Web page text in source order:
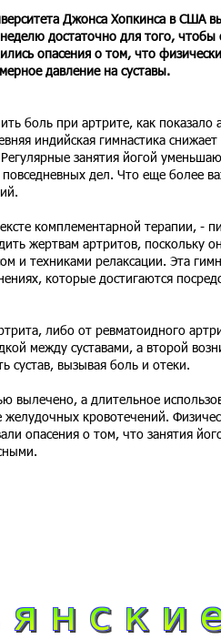
Джонса Хопкинса в США
достаточно для того,
опасения о том, что
давление на суставы.
боль при артрите, как показало
индийская гимнастика
занятия йогой
дел. Что еще более
комплементарной терапии, -
жертвам артритов, поскольку
и техниками релаксации. Эта
которые достигаются
либо от ревматоидного
между суставами, а второй
сустав, вызывая боль и отеки.
вылечено, а длительное
кровотечений.
опасения о том, что занятия